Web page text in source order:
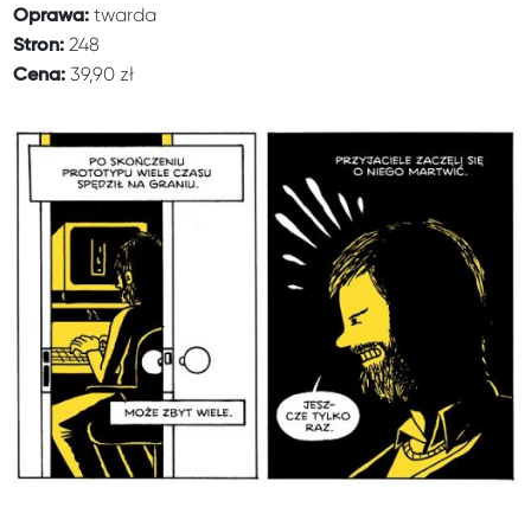
Oprawa: twarda
Stron: 248
Cena: 39,90 zł